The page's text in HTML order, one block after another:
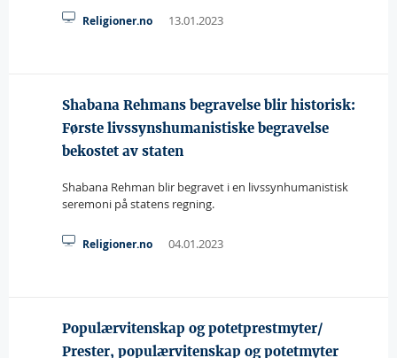
Religioner.no 13.01.2023
Shabana Rehmans begravelse blir historisk:
Første livssynshumanistiske begravelse
bekostet av staten
Shabana Rehman blir begravet i en livssynhumanistisk
seremoni på statens regning.
Religioner.no 04.01.2023
Populærvitenskap og potetprestmyter/
Prester, populærvitenskap og potetmyter